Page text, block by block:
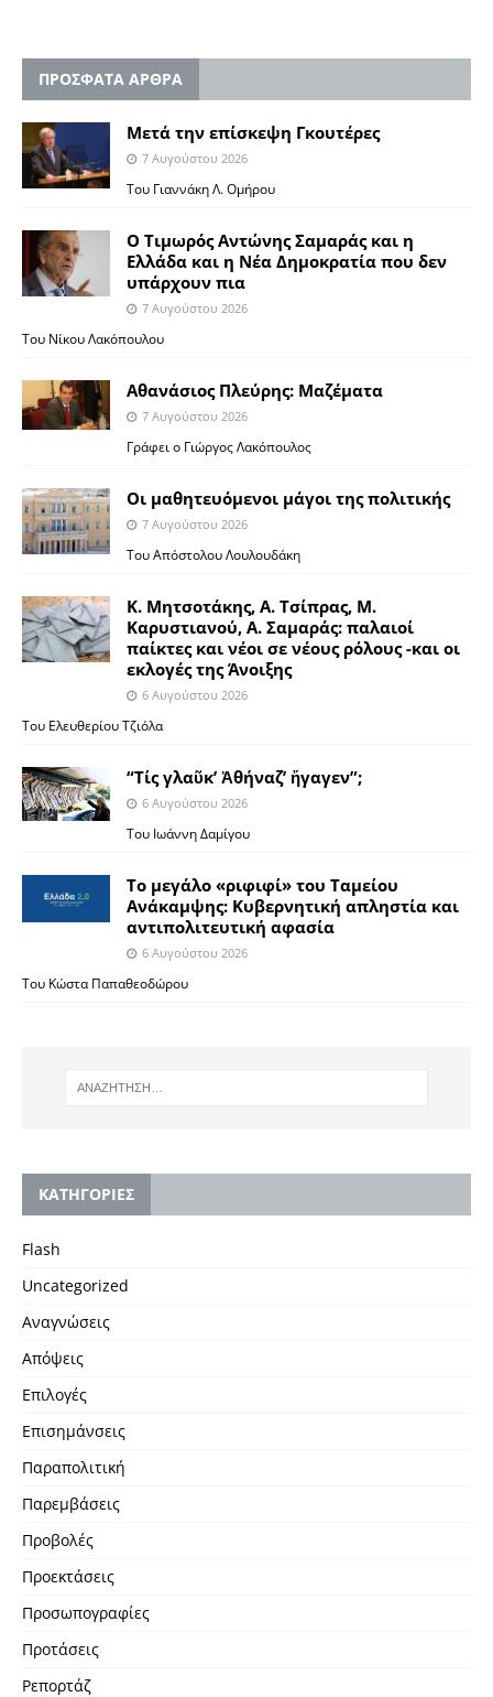
ΠΡΟΣΦΑΤΑ ΑΡΘΡΑ
Μετά την επίσκεψη Γκουτέρες
7 Αυγούστου 2026
Του Γιαννάκη Λ. Ομήρου
Ο Τιμωρός Αντώνης Σαμαράς και η
Ελλάδα και η Νέα Δημοκρατία που δεν
υπάρχουν πια
7 Αυγούστου 2026
Του Νίκου Λακόπουλου
Αθανάσιος Πλεύρης: Μαζέματα
7 Αυγούστου 2026
Γράφει ο Γιώργος Λακόπουλος
Οι μαθητευόμενοι μάγοι της πολιτικής
7 Αυγούστου 2026
Του Απόστολου Λουλουδάκη
Κ. Μητσοτάκης, Α. Τσίπρας, Μ.
Καρυστιανού, Α. Σαμαράς: παλαιοί
παίκτες και νέοι σε νέους ρόλους -και οι
εκλογές της Άνοιξης
6 Αυγούστου 2026
Του Ελευθερίου Τζιόλα
“Τίς γλαῦκ’ Ἀθήναζ’ ἤγαγεν”;
6 Αυγούστου 2026
Του Ιωάννη Δαμίγου
Το μεγάλο «ριφιφί» του Ταμείου
Ανάκαμψης: Κυβερνητική απληστία και
αντιπολιτευτική αφασία
6 Αυγούστου 2026
Του Κώστα Παπαθεοδώρου
KΑΤΗΓΟΡΙΕΣ
Flash
Uncategorized
Αναγνώσεις
Απόψεις
Επιλογές
Επισημάνσεις
Παραπολιτική
Παρεμβάσεις
Προβολές
Προεκτάσεις
Προσωπογραφίες
Προτάσεις
Ρεπορτάζ